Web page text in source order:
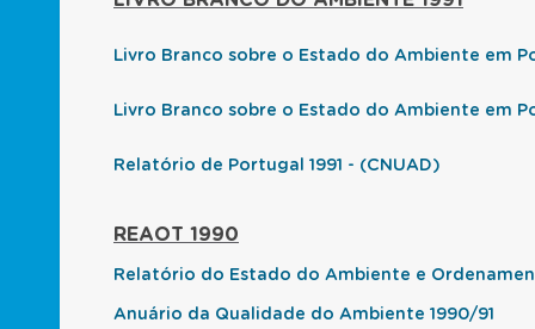
Livro Branco sobre o Estado do Ambiente em
Livro Branco sobre o Estado do Ambiente em
Relatório de Portugal 1991 - (CNUAD)
REAOT 1990
Relatório do Estado do Ambiente e
Anuário da Qualidade do Ambiente 1990/91